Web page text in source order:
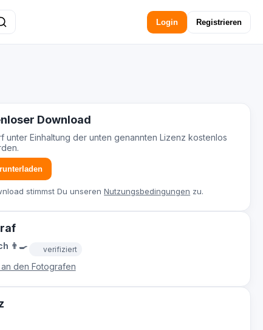
Login Registrieren
Download
unter Einhaltung der unten genannten Lizenz kostenlos
stimmst Du unserenNutzungsbedingungen zu.
👨‍🍳 verifiziert
den Fotografen